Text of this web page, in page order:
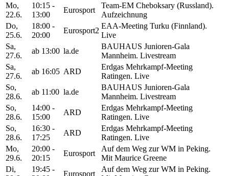
Mo,
22.6.
10:15 -
13:00
Eurosport
Team-EM Cheboksary (Russland).
Aufzeichnung
Do,
25.6.
18:00 -
20:00
Eurosport2
EAA-Meeting Turku (Finnland).
Live
Sa,
27.6.
ab 13:00 la.de
BAUHAUS Junioren-Gala
Mannheim. Livestream
Sa,
27.6.
ab 16:05 ARD
Erdgas Mehrkampf-Meeting
Ratingen. Live
So,
28.6.
ab 11:00 la.de
BAUHAUS Junioren-Gala
Mannheim. Livestream
So,
28.6.
14:00 -
15:00
ARD
Erdgas Mehrkampf-Meeting
Ratingen. Live
So,
28.6.
16:30 -
17:25
ARD
Erdgas Mehrkampf-Meeting
Ratingen. Live
Mo,
29.6.
20:00 -
20:15
Eurosport
Auf dem Weg zur WM in Peking.
Mit Maurice Greene
Di,
19:45 -
Eurosport
Auf dem Weg zur WM in Peking.